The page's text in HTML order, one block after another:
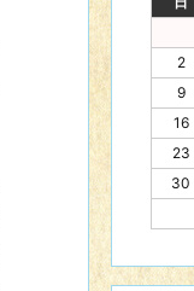
2
9
16
23
30